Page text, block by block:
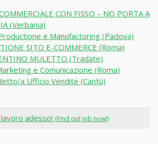
CON FISSO – NO PORTA A
(Verbania)
e Manufactoring (Padova)
SITO E-COMMERCE (Roma)
MULETTO (Tradate)
e Comunicazione (Roma)
a Ufficio Vendite (Cantù)
adesso! (Find out job now!)